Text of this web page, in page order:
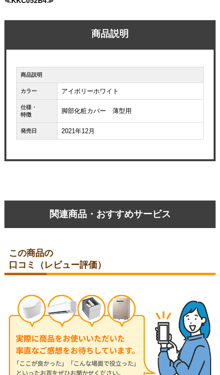
商品説明
商品説明
カラー アイボリーホワイト
仕様・
特徴
脚部化粧カバー 薄型用
発売日 2021年12月
関連商品・おすすめサービス
この商品の
口コミ（レビュー評価）